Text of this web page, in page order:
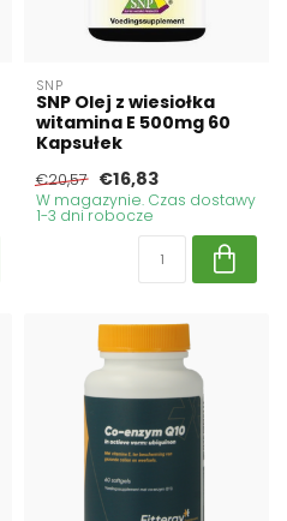
SNP
SNP Olej z wiesiołka
witamina E 500mg 60
Kapsułek
€20,57 €16,83
W magazynie. Czas dostawy
1-3 dni robocze